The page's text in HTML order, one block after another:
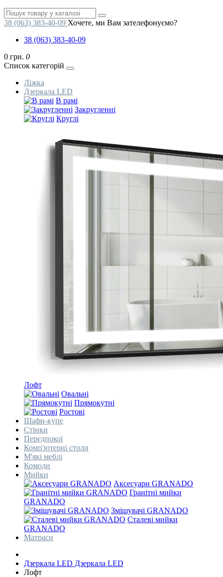
38 (063) 383-40-09 Хочете, ми Вам зателефонуємо?
38 (063) 383-40-09
0 грн. 0
Список категорій
Ліжка
Дзеркала LED
В рамі
Закругленні
Круглі
Лофт
Овальні
Прямокутні
Ростові
Шафи-купе
Стінки
Передпокої
Комп'ютерні столи
М'які меблі
Комоди
Мийки
Аксесуари GRANADO
Гранітні мийки
GRANADO
Змішувачі GRANADO
Сталеві мийки
GRANADO
Матраси
Дзеркала LED Дзеркала LED
Лофт